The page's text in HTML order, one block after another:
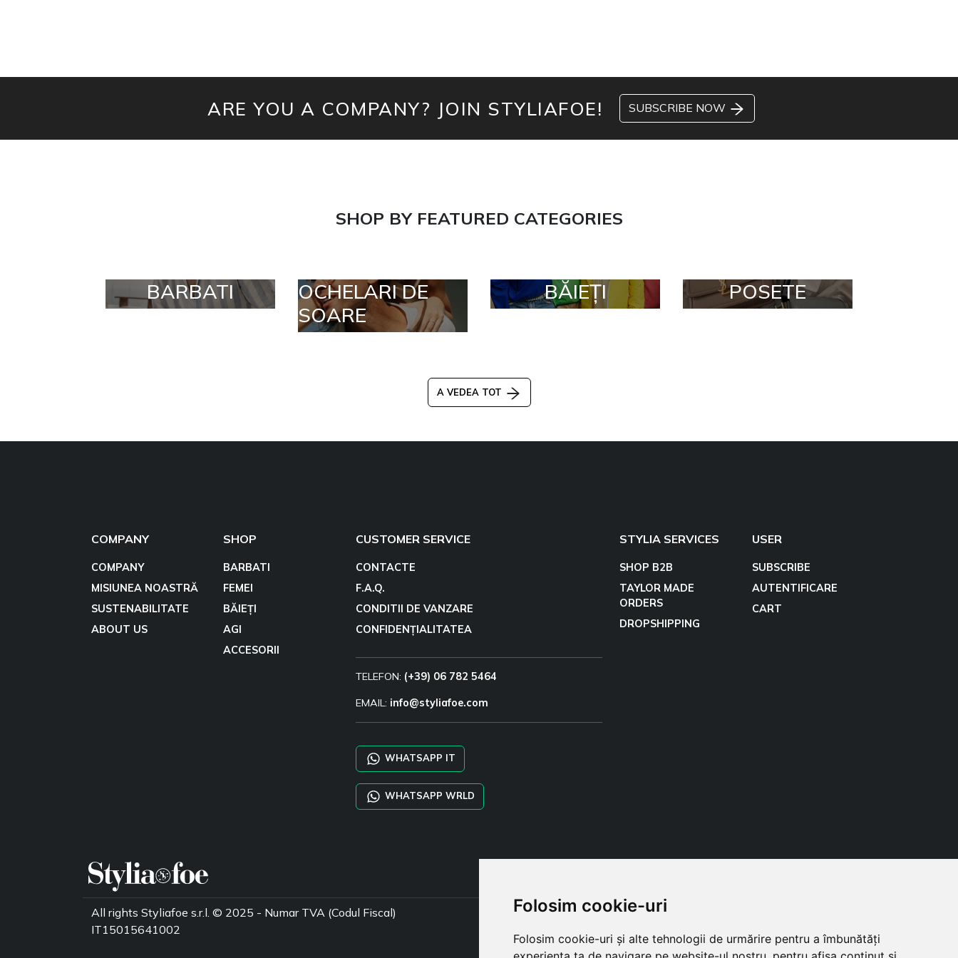
Folosim cookie-uri
Folosim cookie-uri și alte tehnologii de urmărire pentru a îmbunătăți
ARE YOU A COMPANY? JOIN STYLIAFOE! SUBSCRIBE NOW
SHOP BY FEATURED CATEGORIES
BARBATI
OCHELARI DE
SOARE
BĂIEȚI POSETE
A VEDEA TOT
COMPANY
COMPANY
MISIUNEA NOASTRĂ
SUSTENABILITATE
ABOUT US
SHOP
BARBATI
FEMEI
BĂIEȚI
AGI
ACCESORII
CUSTOMER SERVICE
CONTACTE
F.A.Q.
CONDITII DE VANZARE
CONFIDENȚIALITATEA
TELEFON: (+39) 06 782 5464
EMAIL: info@styliafoe.com
WHATSAPP IT
WHATSAPP WRLD
STYLIA SERVICES
SHOP B2B
TAYLOR MADE
ORDERS
DROPSHIPPING
USER
SUBSCRIBE
AUTENTIFICARE
CART
All rights Styliafoe s.r.l. © 2025 - Numar TVA (Codul Fiscal)
IT15015641002